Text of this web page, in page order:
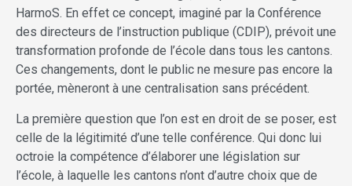
HarmoS. En effet ce concept, imaginé par la Conférence
des directeurs de l’instruction publique (CDIP), prévoit une
transformation profonde de l’école dans tous les cantons.
Ces changements, dont le public ne mesure pas encore la
portée, mèneront à une centralisation sans précédent.
La première question que l’on est en droit de se poser, est
celle de la légitimité d’une telle conférence. Qui donc lui
octroie la compétence d’élaborer une législation sur
l’école, à laquelle les cantons n’ont d’autre choix que de